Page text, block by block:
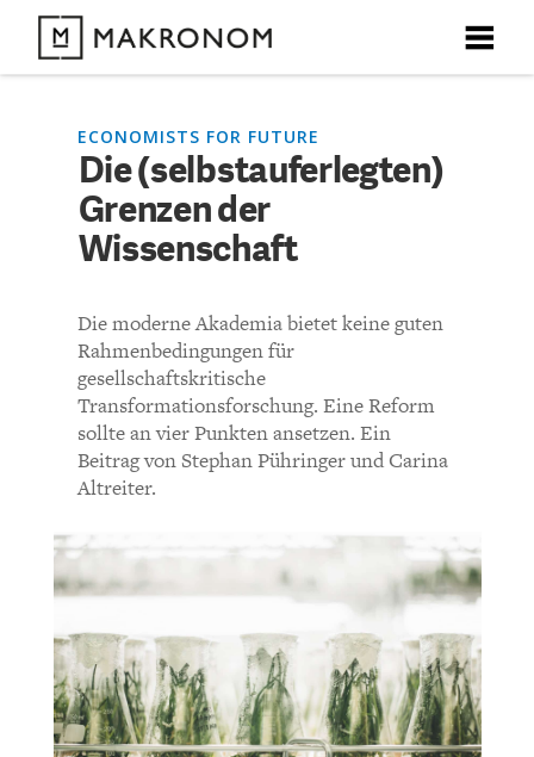
X
DEBATTEN
ARTIKEL
FEATURES
THEMEN
NEWSLETTER
ÜBER UNS
SUCHE
ABO/LOGIN
X
neuesten Beiträge.
X
X
CHARTBOOK
ECONOMISTS FOR FUTURE
Die (selbstauferlegten)
Grenzen der
Wissenschaft
Die moderne Akademia bietet keine guten
Rahmenbedingungen für
gesellschaftskritische
Transformationsforschung. Eine Reform
sollte an vier Punkten ansetzen. Ein
Beitrag von Stephan Pühringer und Carina
Altreiter.
X
KOMMENTARE ZU
Die (selbstauferlegten)
Grenzen der
KOMMENTIEREN (VIA EMAIL)
Richtlinien
Bisher noch kein Kommentar.